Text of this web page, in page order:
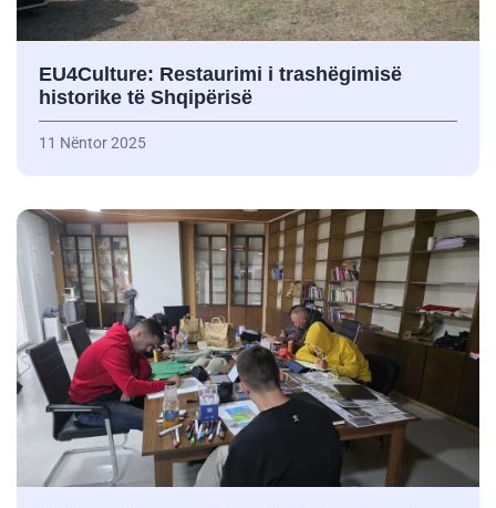
EU4Culture: Restaurimi i trashëgimisë
historike të Shqipërisë
11 Nëntor 2025